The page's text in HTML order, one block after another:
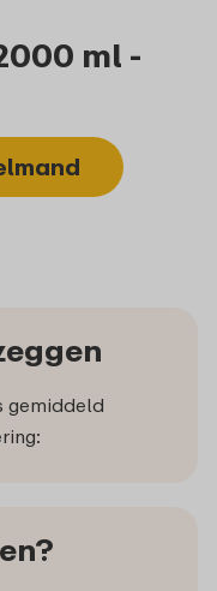
ml -
gemiddeld